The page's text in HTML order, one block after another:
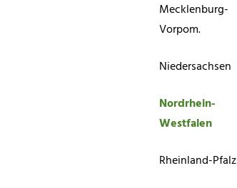
Mecklenburg-
Vorpom.
Niedersachsen
Nordrhein-
Westfalen
Rheinland-Pfalz